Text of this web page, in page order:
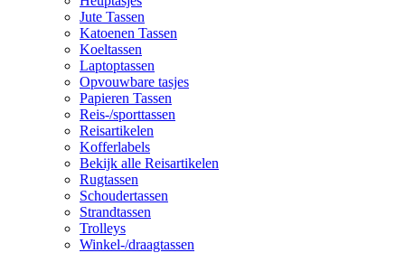
Jute Tassen
Katoenen Tassen
Koeltassen
Laptoptassen
Opvouwbare tasjes
Papieren Tassen
Reis-/sporttassen
Reisartikelen
Kofferlabels
Bekijk alle Reisartikelen
Rugtassen
Schoudertassen
Strandtassen
Trolleys
Winkel-/draagtassen